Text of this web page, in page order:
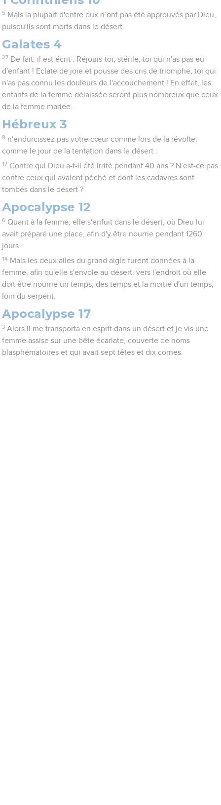
5 Mais la plupart d'entre eux n’ont pas été approuvés par Dieu,
puisqu'ils sont morts dans le désert.
Galates 4
27 De fait, il est écrit : Réjouis-toi, stérile, toi qui n'as pas eu
d'enfant ! Eclate de joie et pousse des cris de triomphe, toi qui
n'as pas connu les douleurs de l'accouchement ! En effet, les
enfants de la femme délaissée seront plus nombreux que ceux
de la femme mariée.
Hébreux 3
8 n'endurcissez pas votre cœur comme lors de la révolte,
comme le jour de la tentation dans le désert :
17 Contre qui Dieu a-t-il été irrité pendant 40 ans ? N’est-ce pas
contre ceux qui avaient péché et dont les cadavres sont
tombés dans le désert ?
Apocalypse 12
6 Quant à la femme, elle s'enfuit dans le désert, où Dieu lui
avait préparé une place, afin d'y être nourrie pendant 1260
jours.
14 Mais les deux ailes du grand aigle furent données à la
femme, afin qu'elle s'envole au désert, vers l'endroit où elle
doit être nourrie un temps, des temps et la moitié d'un temps,
loin du serpent.
Apocalypse 17
3 Alors il me transporta en esprit dans un désert et je vis une
femme assise sur une bête écarlate, couverte de noms
blasphématoires et qui avait sept têtes et dix cornes.